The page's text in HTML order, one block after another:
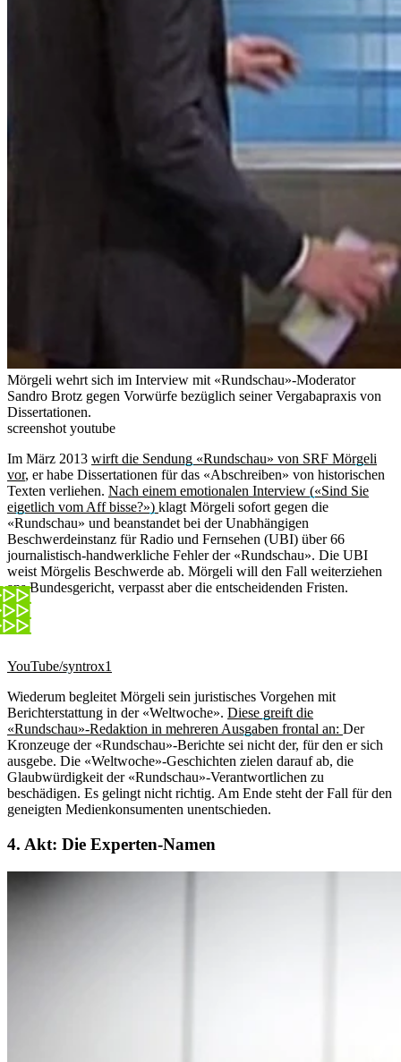
Mörgeli wehrt sich im Interview mit «Rundschau»-Moderator
Sandro Brotz gegen Vorwürfe bezüglich seiner Vergabapraxis von
Dissertationen.
screenshot youtube
Im März 2013 wirft die Sendung «Rundschau» von SRF Mörgeli
vor, er habe Dissertationen für das «Abschreiben» von historischen
Texten verliehen. Nach einem emotionalen Interview («Sind Sie
eigetlich vom Aff bisse?») klagt Mörgeli sofort gegen die
«Rundschau» und beanstandet bei der Unabhängigen
Beschwerdeinstanz für Radio und Fernsehen (UBI) über 66
journalistisch-handwerkliche Fehler der «Rundschau». Die UBI
weist Mörgelis Beschwerde ab. Mörgeli will den Fall weiterziehen
ans Bundesgericht, verpasst aber die entscheidenden Fristen.
YouTube/syntrox1
Wiederum begleitet Mörgeli sein juristisches Vorgehen mit
Berichterstattung in der «Weltwoche». Diese greift die
«Rundschau»-Redaktion in mehreren Ausgaben frontal an: Der
Kronzeuge der «Rundschau»-Berichte sei nicht der, für den er sich
ausgebe. Die «Weltwoche»-Geschichten zielen darauf ab, die
Glaubwürdigkeit der «Rundschau»-Verantwortlichen zu
beschädigen. Es gelingt nicht richtig. Am Ende steht der Fall für den
geneigten Medienkonsumenten unentschieden.
4. Akt: Die Experten-Namen